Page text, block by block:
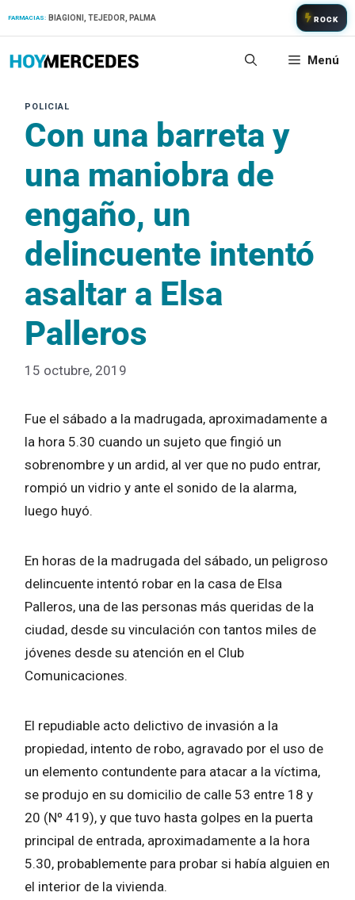
FARMACIAS: BIAGIONI, TEJEDOR, PALMA ROCK
Menú
Con una barreta y
una maniobra de
engaño, un
delincuente intentó
asaltar a Elsa
Palleros
15 octubre, 2019
Fue el sábado a la madrugada, aproximadamente a
la hora 5.30 cuando un sujeto que fingió un
sobrenombre y un ardid, al ver que no pudo entrar,
rompió un vidrio y ante el sonido de la alarma,
luego huyó.
En horas de la madrugada del sábado, un peligroso
delincuente intentó robar en la casa de Elsa
Palleros, una de las personas más queridas de la
ciudad, desde su vinculación con tantos miles de
jóvenes desde su atención en el Club
Comunicaciones.
El repudiable acto delictivo de invasión a la
propiedad, intento de robo, agravado por el uso de
un elemento contundente para atacar a la víctima,
se produjo en su domicilio de calle 53 entre 18 y
20 (Nº 419), y que tuvo hasta golpes en la puerta
principal de entrada, aproximadamente a la hora
5.30, probablemente para probar si había alguien en
el interior de la vivienda.